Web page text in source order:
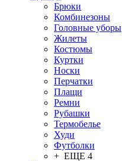
Брюки
Комбинезоны
Головные уборы
Жилеты
Костюмы
Куртки
Носки
Перчатки
Плащи
Ремни
Рубашки
Термобелье
Худи
Футболки
+ ЕЩЕ 4